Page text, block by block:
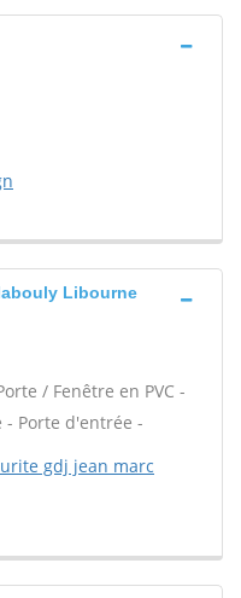
Libourne
/ Fenêtre en PVC -
- Porte d'entrée -
gdj jean marc